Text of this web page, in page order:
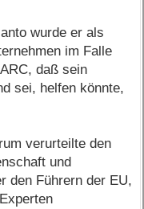
wurde er als
im Falle
daß sein
sei, helfen könnte,
verurteilte den
und
den Führern der EU,